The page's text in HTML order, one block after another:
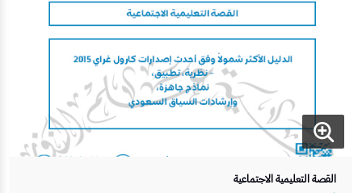
القصة التعليمية الاجتماعية